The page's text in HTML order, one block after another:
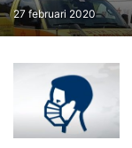
27 februari 2020